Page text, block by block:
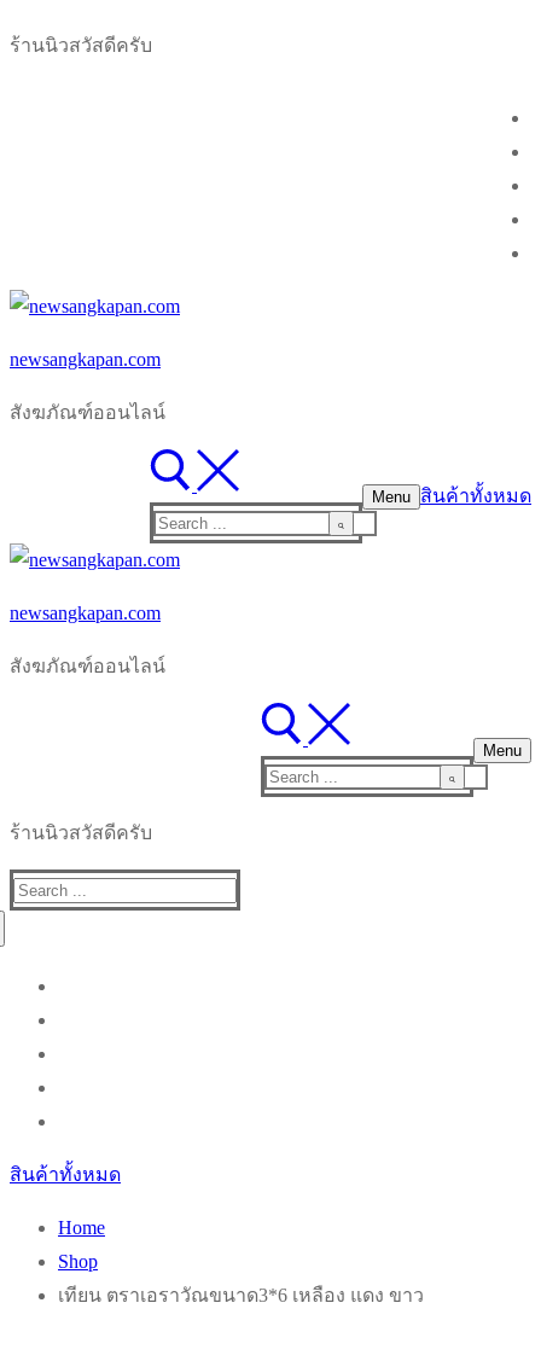
to
ร้านนิวสวัสดีครับ
newsangkapan.com
สังฆภัณฑ์ออนไลน์
Search
for:
Menu สินค้าทั้งหมด
newsangkapan.com
สังฆภัณฑ์ออนไลน์
Search
Menu
ร้านนิวสวัสดีครับ
Search
สินค้าทั้งหมด
Home
Shop
เทียน ตราเอราวัณขนาด3*6 เหลือง แดง ขาว